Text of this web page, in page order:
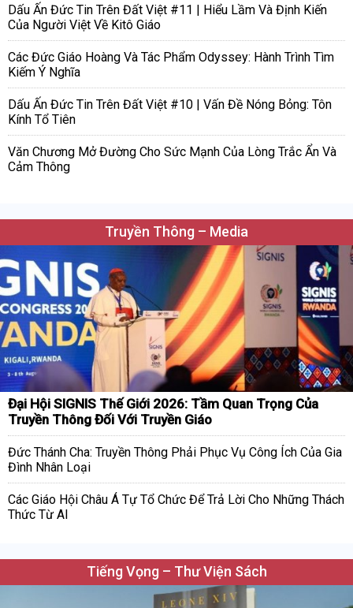
Dấu Ấn Đức Tin Trên Đất Việt #11 | Hiểu Lầm Và Định Kiến
Của Người Việt Về Kitô Giáo
Các Đức Giáo Hoàng Và Tác Phẩm Odyssey: Hành Trình Tìm
Kiếm Ý Nghĩa
Dấu Ấn Đức Tin Trên Đất Việt #10 | Vấn Đề Nóng Bỏng: Tôn
Kính Tổ Tiên
Văn Chương Mở Đường Cho Sức Mạnh Của Lòng Trắc Ẩn Và
Cảm Thông
Truyền Thông – Media
Đại Hội SIGNIS Thế Giới 2026: Tầm Quan Trọng Của
Truyền Thông Đối Với Truyền Giáo
Đức Thánh Cha: Truyền Thông Phải Phục Vụ Công Ích Của Gia
Đình Nhân Loại
Các Giáo Hội Châu Á Tự Tổ Chức Để Trả Lời Cho Những Thách
Thức Từ AI
Tiếng Vọng – Thư Viện Sách